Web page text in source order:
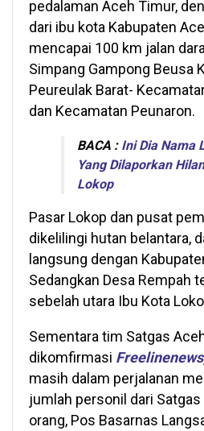
pedalaman Aceh Timur,
dari ibu kota Kabupaten
mencapai 100 km jalan
Simpang Gampong Beusa
Peureulak Barat-
dan Kecamatan Peunaron.
BACA : Ini Dia Nama
Yang Dilaporkan
Lokop
Pasar Lokop dan pusat
dikelilingi hutan belantara,
langsung dengan
Sedangkan Desa Rempah
sebelah utara Ibu Kota
Sementara tim Satgas
dikomfirmasi
masih dalam perjalanan
jumlah personil dari
orang, Pos Basarnas